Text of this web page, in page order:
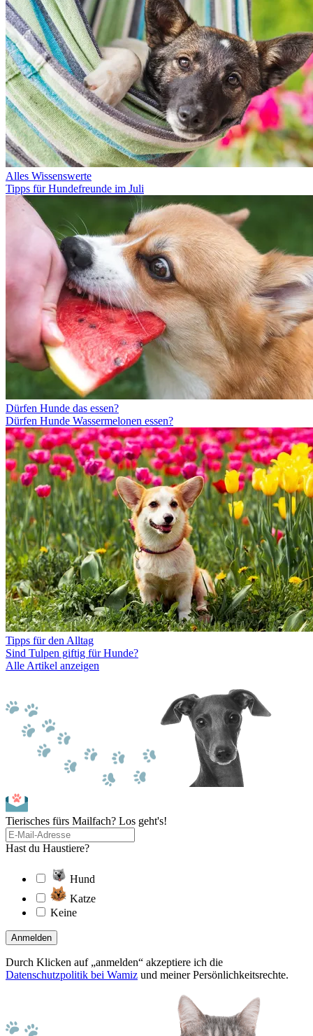
Alles Wissenswerte
Tipps für Hundefreunde im Juli
Dürfen Hunde das essen?
Dürfen Hunde Wassermelonen essen?
Tipps für den Alltag
Sind Tulpen giftig für Hunde?
Alle Artikel anzeigen
Tierisches fürs Mailfach? Los geht's!
Hast du Haustiere?
Hund
Katze
Keine
Anmelden
Durch Klicken auf „anmelden“ akzeptiere ich die
Datenschutzpolitik bei Wamiz und meiner Persönlichkeitsrechte.